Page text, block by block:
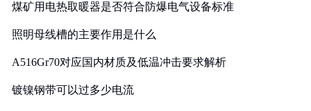
煤矿用电热取暖器是否符合防爆电气设备标准
照明母线槽的主要作用是什么
A516Gr70对应国内材质及低温冲击要求解析
镀镍钢带可以过多少电流